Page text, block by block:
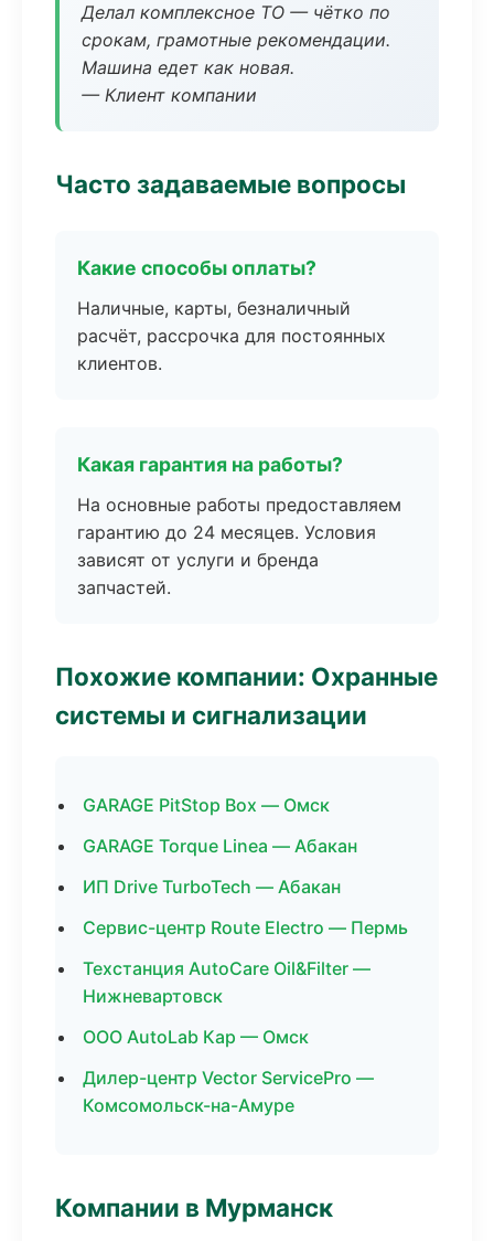
Делал комплексное ТО — чётко по
срокам, грамотные рекомендации.
Машина едет как новая.
— Клиент компании
Часто задаваемые вопросы
Какие способы оплаты?
Наличные, карты, безналичный
расчёт, рассрочка для постоянных
клиентов.
Какая гарантия на работы?
На основные работы предоставляем
гарантию до 24 месяцев. Условия
зависят от услуги и бренда
запчастей.
Похожие компании: Охранные
системы и сигнализации
GARAGE PitStop Box — Омск
GARAGE Torque Linea — Абакан
ИП Drive TurboTech — Абакан
Сервис-центр Route Electro — Пермь
Техстанция AutoCare Oil&Filter —
Нижневартовск
ООО AutoLab Кар — Омск
Дилер-центр Vector ServicePro —
Комсомольск-на-Амуре
Компании в Мурманск